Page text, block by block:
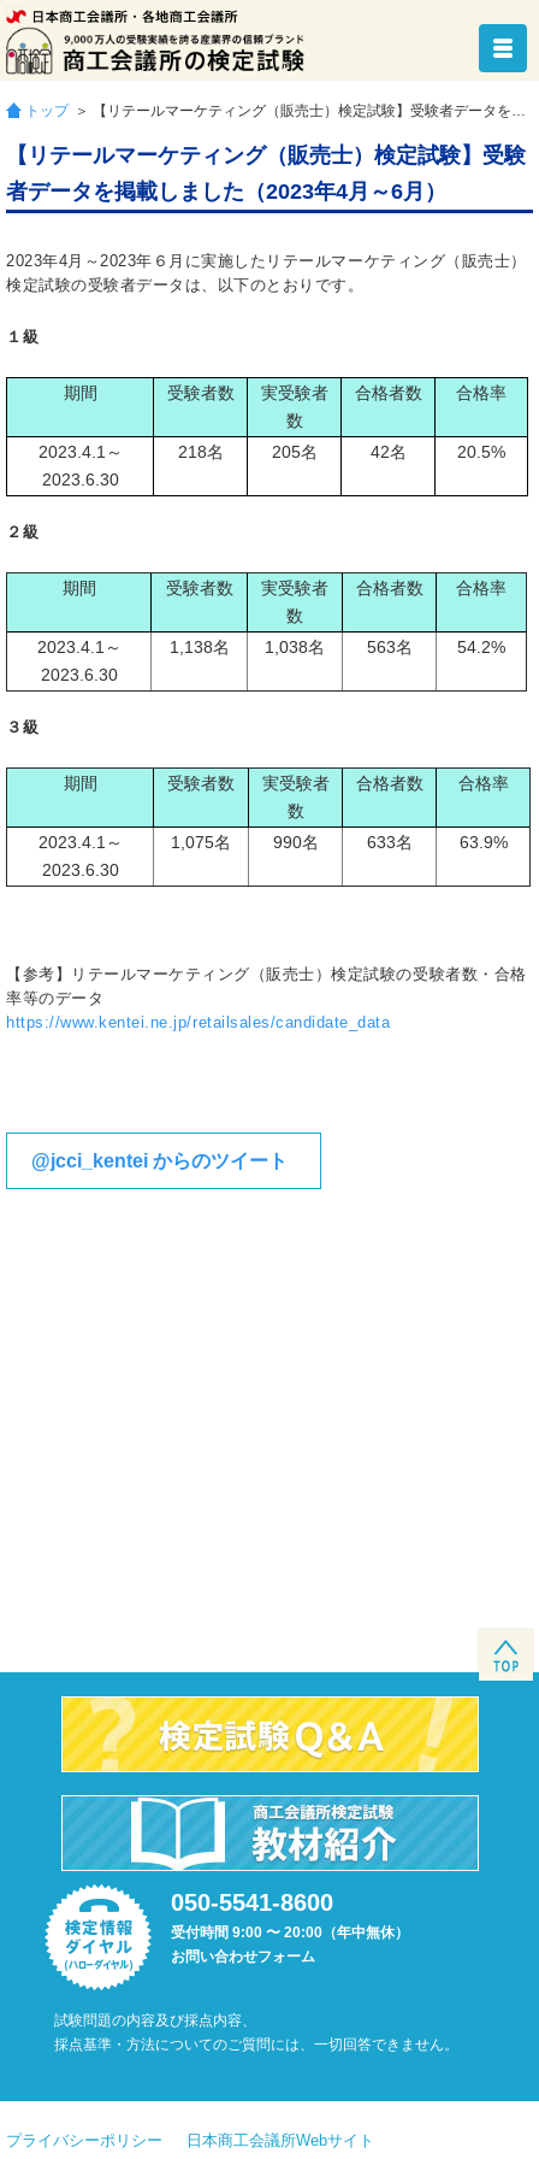
トップ ＞ 【リテールマーケティング（販売士）検定試験】受験者データを掲載しました（2023年4月～6月）
【リテールマーケティング（販売士）検定試験】受験
者データを掲載しました（2023年4月～6月）
2023年4月～2023年６月に実施したリテールマーケティング（販売士）
検定試験の受験者データは、以下のとおりです。
１級
期間 受験者数
実受験者
数
合格者数 合格率
2023.4.1～
2023.6.30
218名 205名 42名 20.5%
２級
期間 受験者数
実受験者
数
合格者数 合格率
2023.4.1～
2023.6.30
1,138名 1,038名 563名 54.2%
３級
期間 受験者数
実受験者
数
合格者数 合格率
2023.4.1～
2023.6.30
1,075名 990名 633名 63.9%
【参考】リテールマーケティング（販売士）検定試験の受験者数・合格
率等のデータ
https://www.kentei.ne.jp/retailsales/candidate_data
@jcci_kentei からのツイート
050-5541-8600
受付時間 9:00 〜 20:00（年中無休）
お問い合わせフォーム
試験問題の内容及び採点内容、
採点基準・方法についてのご質問には、一切回答できません。
プライバシーポリシー 日本商工会議所Webサイト